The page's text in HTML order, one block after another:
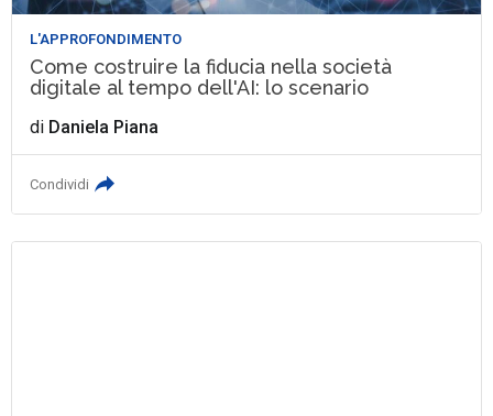
L'APPROFONDIMENTO
Come costruire la fiducia nella società
digitale al tempo dell'AI: lo scenario
di Daniela Piana
Condividi